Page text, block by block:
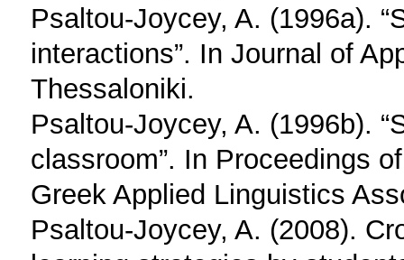
Psaltou-Joycey, A. (1996a).
interactions”. In Journal of
Thessaloniki.
Psaltou-Joycey, A. (1996b).
classroom”. In Proceedings
Greek Applied Linguistics
Psaltou-Joycey, A. (2008).